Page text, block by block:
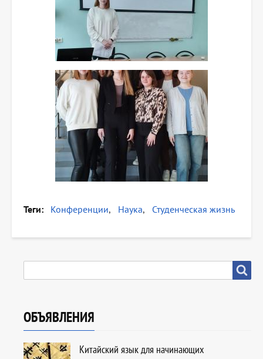
Теги Конференции Наука Студенческая жизнь
ОБЪЯВЛЕНИЯ
Китайский язык для начинающих